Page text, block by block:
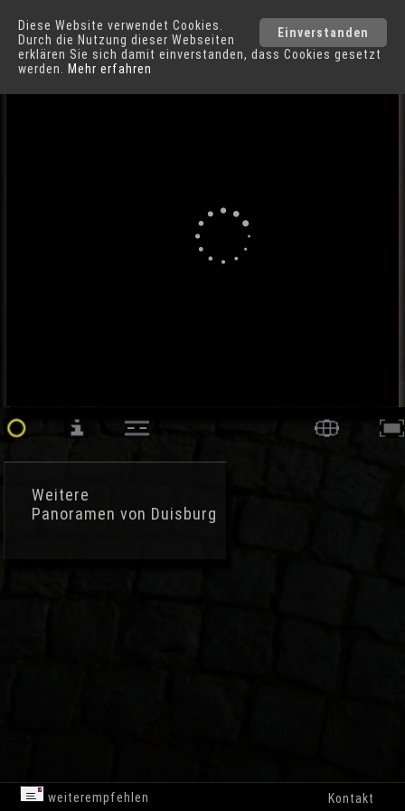
Einverstanden
Diese Website verwendet Cookies.
Durch die Nutzung dieser Webseiten
erklären Sie sich damit einverstanden, dass Cookies gesetzt
werden.
Mehr erfahren
Duisburg Städte
Weitere
Panoramen von Duisburg
weiterempfehlen Kontakt